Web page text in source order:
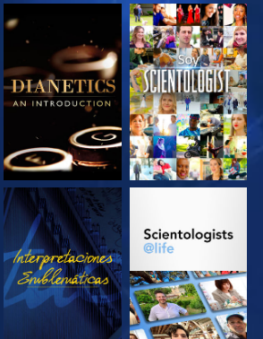
EXPLORA LAS
SERIES
VE
VE
EXPLORA LAS